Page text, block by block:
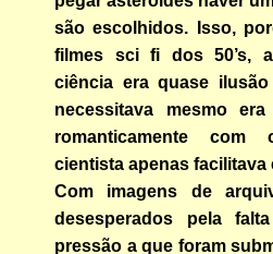
são escolhidos. Isso,
filmes sci fi dos 50’s,
ciência era quase
necessitava mesmo
romanticamente com
cientista apenas facilitava
Com imagens de
desesperados pela
pressão a que foram